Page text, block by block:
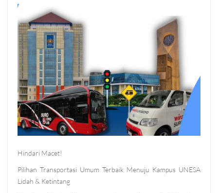
Hindari Macet!
Pilihan Transportasi Umum Terbaik Menuju Kampus UNESA
Lidah & Ketintang